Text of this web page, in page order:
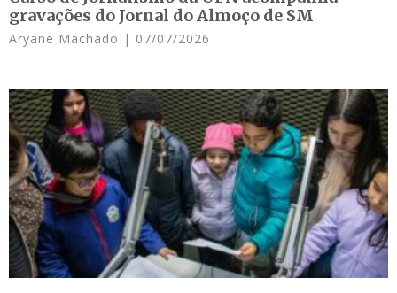
gravações do Jornal do Almoço de SM
Aryane Machado 07/07/2026